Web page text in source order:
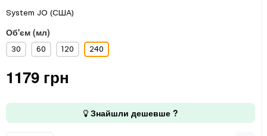
System JO (США)
Об'єм (мл)
30 60 120 240
1179 грн
Знайшли дешевше ?